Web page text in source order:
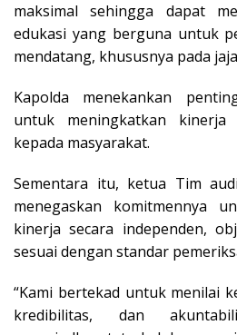
maksimal sehingga dapat
edukasi yang berguna untuk
mendatang, khususnya pada
Kapolda menekankan
untuk meningkatkan
kepada masyarakat.
Sementara itu, ketua Tim
menegaskan komitmennya
kinerja secara independen,
sesuai dengan standar
“Kami bertekad untuk menilai
kredibilitas, dan